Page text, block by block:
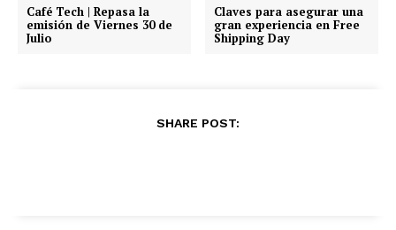
d
o
Café Tech | Repasa la
emisión de Viernes 30 de
Julio
Claves para asegurar una
gran experiencia en Free
Shipping Day
SHARE POST: